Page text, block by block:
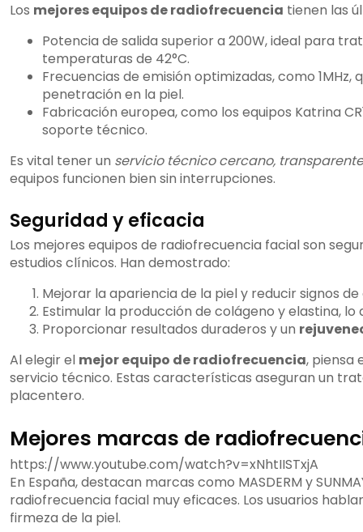
Los mejores equipos de radiofrecuencia tienen las
Potencia de salida superior a 200W, ideal para
temperaturas de 42°C.
Frecuencias de emisión optimizadas, como
penetración en la piel.
Fabricación europea, como los equipos Katrina
soporte técnico.
Es vital tener un servicio técnico cercano,
equipos funcionen bien sin interrupciones.
Seguridad y eficacia
Los mejores equipos de radiofrecuencia facial son
estudios clínicos. Han demostrado:
Mejorar la apariencia de la piel y reducir signos
Estimular la producción de colágeno y elastina, lo
Proporcionar resultados duraderos y un
Al elegir el mejor equipo de radiofrecuencia, piensa
servicio técnico. Estas características aseguran un
placentero.
Mejores marcas de
https://www.youtube.com/watch?v=xNhtIISTxjA
En España, destacan marcas como MASDERM y
radiofrecuencia facial muy eficaces. Los usuarios
firmeza de la piel.